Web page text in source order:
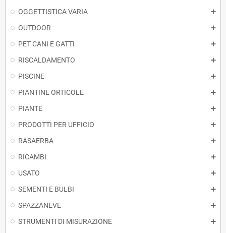
OGGETTISTICA VARIA
OUTDOOR
PET CANI E GATTI
RISCALDAMENTO
PISCINE
PIANTINE ORTICOLE
PIANTE
PRODOTTI PER UFFICIO
RASAERBA
RICAMBI
USATO
SEMENTI E BULBI
SPAZZANEVE
STRUMENTI DI MISURAZIONE